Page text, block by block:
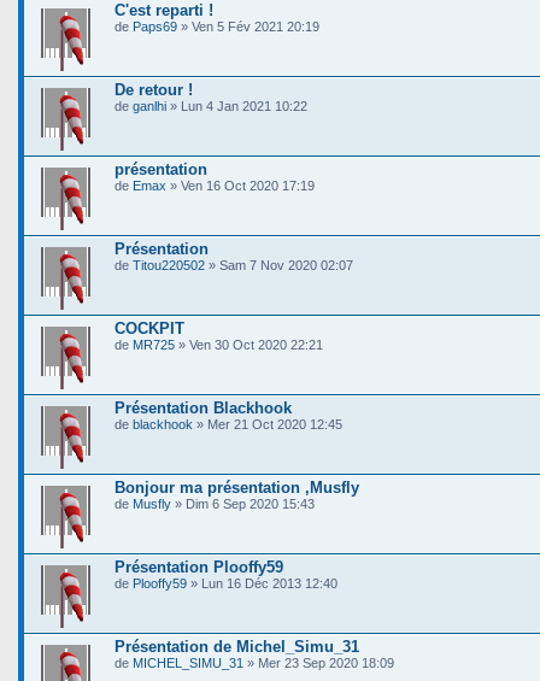
C'est reparti !
de Paps69 » Ven 5 Fév 2021 20:19
De retour !
de ganlhi » Lun 4 Jan 2021 10:22
présentation
de Emax » Ven 16 Oct 2020 17:19
Présentation
de Titou220502 » Sam 7 Nov 2020 02:07
COCKPIT
de MR725 » Ven 30 Oct 2020 22:21
Présentation Blackhook
de blackhook » Mer 21 Oct 2020 12:45
Bonjour ma présentation ,Musfly
de Musfly » Dim 6 Sep 2020 15:43
Présentation Plooffy59
de Plooffy59 » Lun 16 Déc 2013 12:40
Présentation de Michel_Simu_31
de MICHEL_SIMU_31 » Mer 23 Sep 2020 18:09